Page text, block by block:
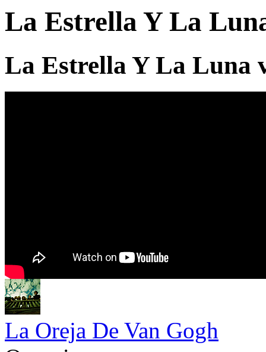
La Estrella Y La
La Estrella Y La Luna
La Oreja De Van Gogh